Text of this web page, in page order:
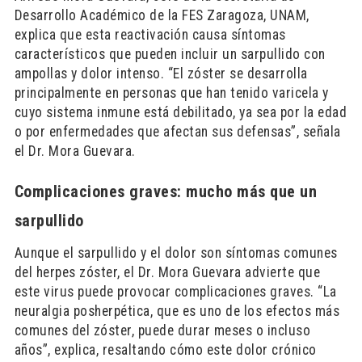
Desarrollo Académico de la FES Zaragoza, UNAM,
explica que esta reactivación causa síntomas
característicos que pueden incluir un sarpullido con
ampollas y dolor intenso. “El zóster se desarrolla
principalmente en personas que han tenido varicela y
cuyo sistema inmune está debilitado, ya sea por la edad
o por enfermedades que afectan sus defensas”, señala
el Dr. Mora Guevara.
Complicaciones graves: mucho más que un
sarpullido
Aunque el sarpullido y el dolor son síntomas comunes
del herpes zóster, el Dr. Mora Guevara advierte que
este virus puede provocar complicaciones graves. “La
neuralgia posherpética, que es uno de los efectos más
comunes del zóster, puede durar meses o incluso
años”, explica, resaltando cómo este dolor crónico